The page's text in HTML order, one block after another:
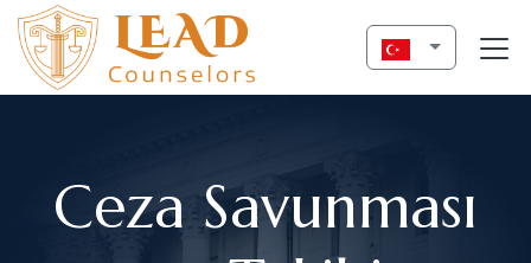
Ceza Savunması